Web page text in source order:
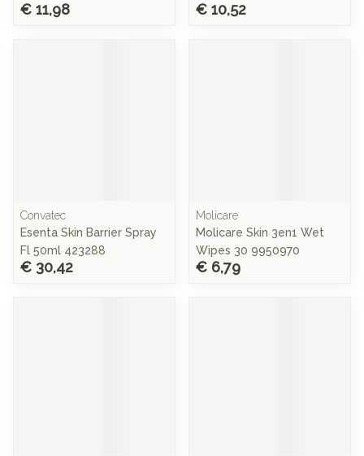
€ 11,98 € 10,52
Convatec
Esenta Skin Barrier Spray
Fl 50ml 423288
€ 30,42
Molicare
Molicare Skin 3en1 Wet
Wipes 30 9950970
€ 6,79